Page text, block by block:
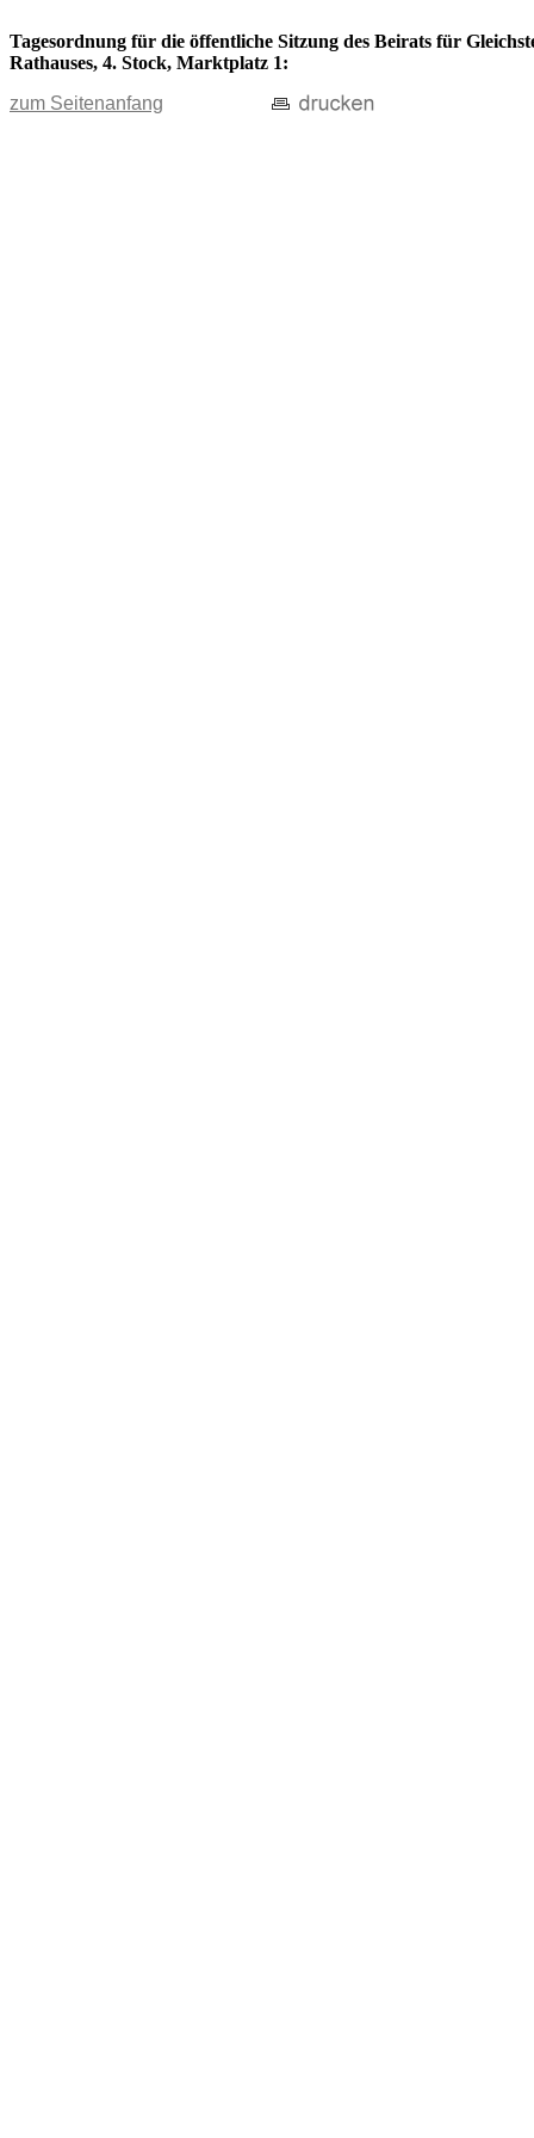
Tagesordnung für die öffentliche Sitzung des Beirats für
Rathauses, 4. Stock, Marktplatz 1:
zum Seitenanfang